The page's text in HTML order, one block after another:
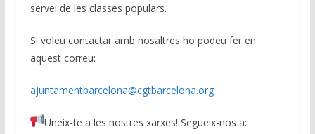
servei de les classes populars.
Si voleu contactar amb nosaltres ho podeu fer en
aquest correu:
ajuntamentbarcelona@cgtbarcelona.org
Uneix-te a les nostres xarxes! Segueix-nos a: